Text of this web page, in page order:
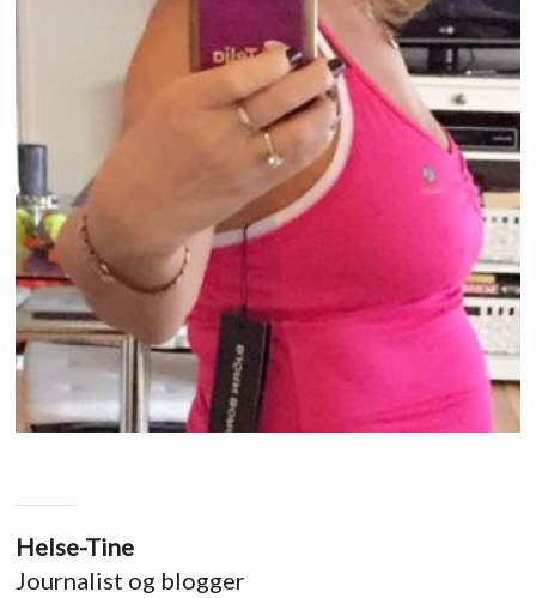
Helse-Tine
Journalist og blogger